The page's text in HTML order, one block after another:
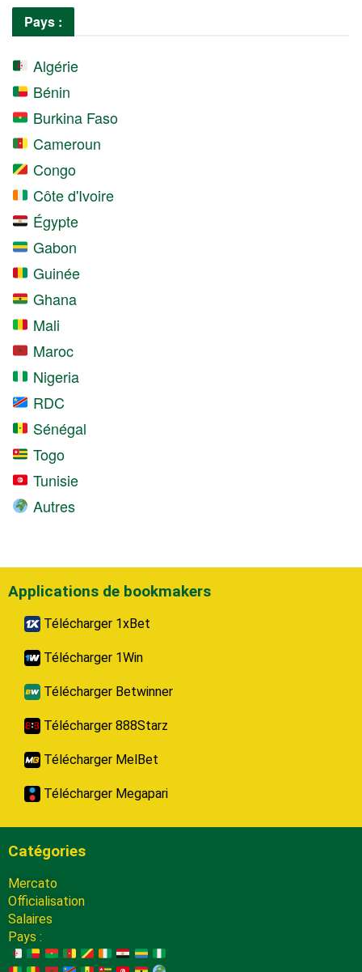
Pays :
Algérie
Bénin
Burkina Faso
Cameroun
Congo
Côte d'Ivoire
Égypte
Gabon
Guinée
Ghana
Mali
Maroc
Nigeria
RDC
Sénégal
Togo
Tunisie
Autres
Applications de bookmakers
Télécharger 1xBet
Télécharger 1Win
Télécharger Betwinner
Télécharger 888Starz
Télécharger MelBet
Télécharger Megapari
Catégories
Mercato
Officialisation
Salaires
Pays :